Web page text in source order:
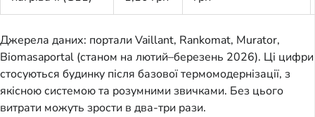
Джерела даних: портали Vaillant, Rankomat, Murator,
Biomasaportal (станом на лютий–березень 2026). Ці цифри
стосуються будинку після базової термомодернізації, з
якісною системою та розумними звичками. Без цього
витрати можуть зрости в два-три рази.